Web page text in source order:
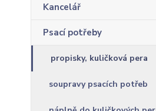
Kancelář
Psací potřeby
propisky, kuličková pera
soupravy psacích potřeb